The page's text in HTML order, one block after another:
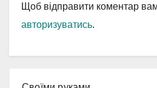
Щоб відправити коментар
авторизуватись.